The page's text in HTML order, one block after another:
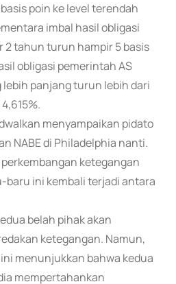
poin ke level terendah
imbal hasil obligasi
2 tahun turun hampir 5 basis
obligasi pemerintah AS
panjang turun lebih dari
menyampaikan pidato
NABE di Philadelphia nanti.
ketegangan
baru ini kembali terjadi antara
belah pihak akan
ketegangan. Namun,
menunjukkan bahwa kedua
mempertahankan